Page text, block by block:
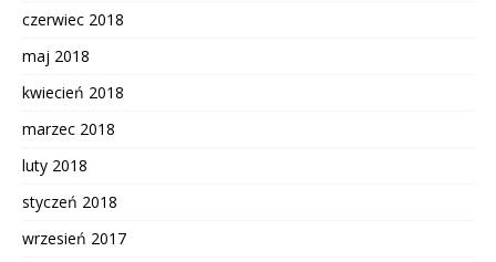
czerwiec 2018
maj 2018
kwiecień 2018
marzec 2018
luty 2018
styczeń 2018
wrzesień 2017